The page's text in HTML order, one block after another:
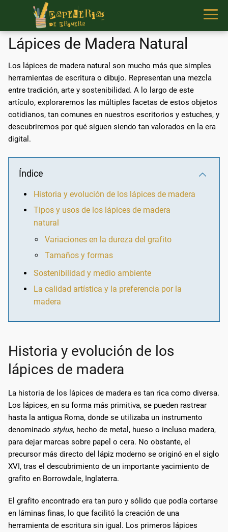
Lápices de Madera Natural
Los lápices de madera natural son mucho más que simples
herramientas de escritura o dibujo. Representan una mezcla
entre tradición, arte y sostenibilidad. A lo largo de este
artículo, exploraremos las múltiples facetas de estos objetos
cotidianos, tan comunes en nuestros escritorios y estuches, y
descubriremos por qué siguen siendo tan valorados en la era
digital.
Índice
Historia y evolución de los lápices de madera
Tipos y usos de los lápices de madera
natural
Variaciones en la dureza del grafito
Tamaños y formas
Sostenibilidad y medio ambiente
La calidad artística y la preferencia por la
madera
Historia y evolución de los
lápices de madera
La historia de los lápices de madera es tan rica como diversa.
Los lápices, en su forma más primitiva, se pueden rastrear
hasta la antigua Roma, donde se utilizaba un instrumento
denominado stylus, hecho de metal, hueso o incluso madera,
para dejar marcas sobre papel o cera. No obstante, el
precursor más directo del lápiz moderno se originó en el siglo
XVI, tras el descubrimiento de un importante yacimiento de
grafito en Borrowdale, Inglaterra.
El grafito encontrado era tan puro y sólido que podía cortarse
en láminas finas, lo que facilitó la creación de una
herramienta de escritura sin igual. Los primeros lápices